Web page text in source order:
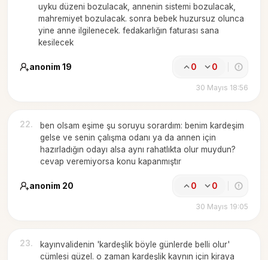
uyku düzeni bozulacak, annenin sistemi bozulacak,
mahremiyet bozulacak. sonra bebek huzursuz olunca
yine anne ilgilenecek. fedakarlığın faturası sana
kesilecek
anonim 19 0 0
30 Mayıs 18:56
22.
ben olsam eşime şu soruyu sorardım: benim kardeşim
gelse ve senin çalışma odanı ya da annen için
hazırladığın odayı alsa aynı rahatlıkta olur muydun?
cevap veremiyorsa konu kapanmıştır
anonim 20 0 0
30 Mayıs 19:05
23.
kayınvalidenin 'kardeşlik böyle günlerde belli olur'
cümlesi güzel. o zaman kardeşlik kaynın için kiraya